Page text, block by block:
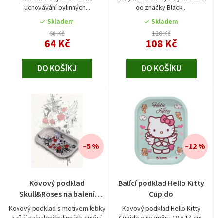
uchovávání bylinných...
Skladem
68 Kč
64 Kč
DO KOŠÍKU
od značky Black...
Skladem
120 Kč
108 Kč
DO KOŠÍKU
Kovový podklad
Skull&Roses na balení
bylinných směsí
Kovový podklad s motivem lebky
hodnocení
produktu
je
–5 %
Balící podklad Hello Kitty
Cupido
Kovový podklad Hello Kitty
–12 %